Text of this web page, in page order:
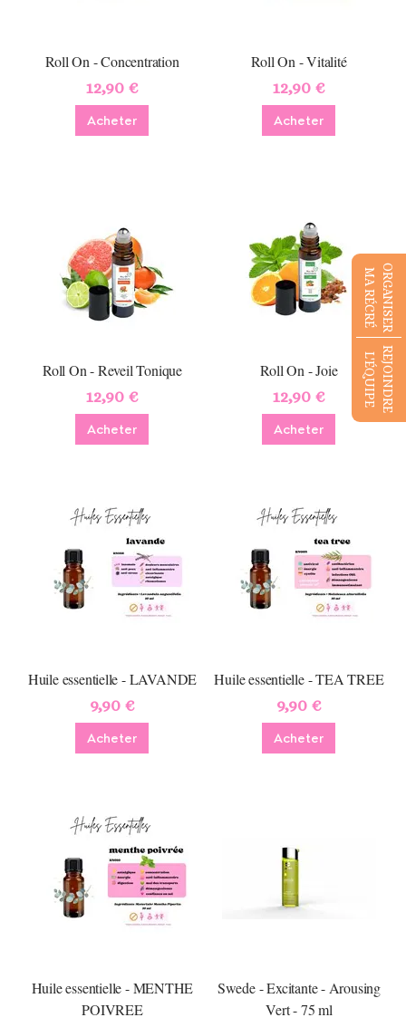
ORGANISER
MA RÉCRÉ
REJOINDRE
L'ÉQUIPE
Roll On - Concentration
12,90 €
Acheter
Roll On - Vitalité
12,90 €
Acheter
Roll On - Reveil Tonique
12,90 €
Acheter
Roll On - Joie
12,90 €
Acheter
Huile essentielle - LAVANDE
9,90 €
Acheter
Huile essentielle - TEA TREE
9,90 €
Acheter
Huile essentielle - MENTHE
POIVREE
Swede - Excitante - Arousing
Vert - 75 ml